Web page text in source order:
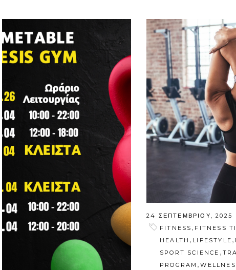
24 ΣΕΠΤΕΜΒΡΊΟΥ, 2025
FITNESS , FITNESS
HEALTH , LIFESTYLE ,
SPORT SCIENCE ,
PROGRAM ,